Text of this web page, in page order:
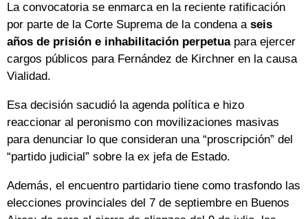
La convocatoria se enmarca en la reciente ratificación
por parte de la Corte Suprema de la condena a seis
años de prisión e inhabilitación perpetuapara ejercer
cargos públicos para Fernández de Kirchner en la causa
Vialidad.
Esa decisión sacudió la agenda política e hizo
reaccionar al peronismo con movilizaciones masivas
para denunciar lo que consideran una “proscripción” del
“partido judicial” sobre la ex jefa de Estado.
Además, el encuentro partidario tiene como trasfondo las
elecciones provinciales del 7 de septiembre en Buenos